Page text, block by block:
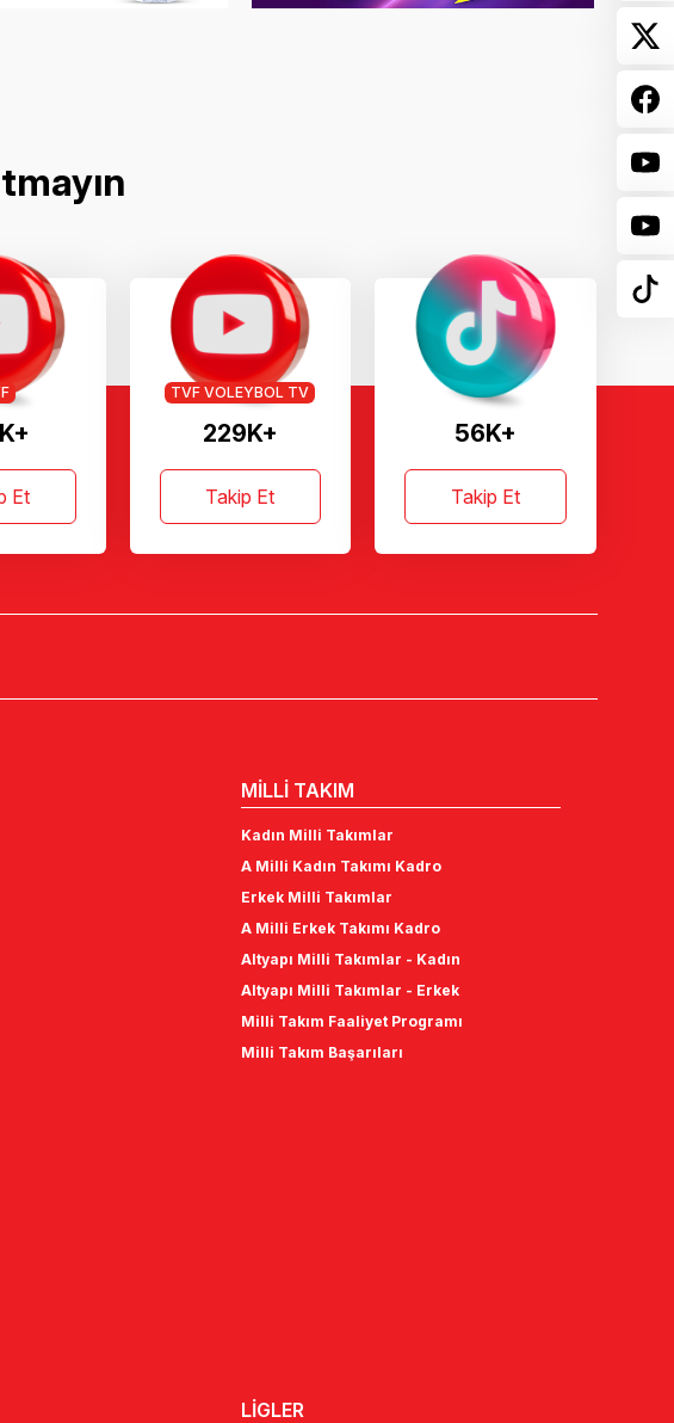
Et
229K+
TVF VOLEYBOL TV
Takip Et
56K+
Takip Et
MİLLİ TAKIM
Kadın Milli Takımlar
A Milli Kadın Takımı Kadro
Erkek Milli Takımlar
A Milli Erkek Takımı Kadro
Altyapı Milli Takımlar - Kadın
Altyapı Milli Takımlar - Erkek
Milli Takım Faaliyet Programı
Milli Takım Başarıları
LİGLER